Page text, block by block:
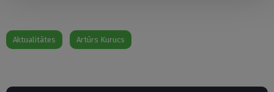
Aktualitātes Artūrs Kurucs